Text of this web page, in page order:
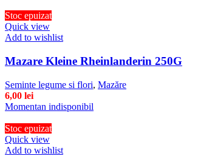
Stoc epuizat
Quick view
Add to wishlist
Mazare Kleine Rheinlanderin 250G
Seminte legume si flori, Mazăre
6,00 lei
Momentan indisponibil
Stoc epuizat
Quick view
Add to wishlist